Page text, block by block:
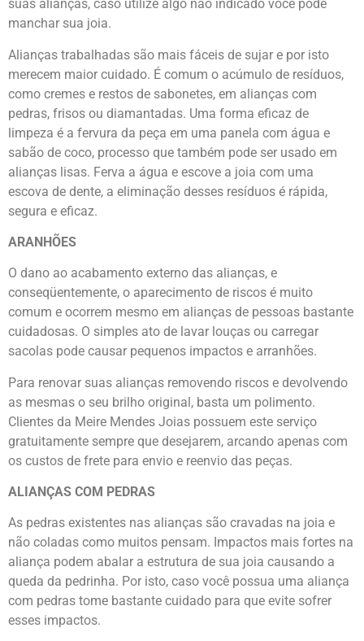
suas alianças, caso utilize algo não indicado você pode
manchar sua joia.
Alianças trabalhadas são mais fáceis de sujar e por isto
merecem maior cuidado. É comum o acúmulo de resíduos,
como cremes e restos de sabonetes, em alianças com
pedras, frisos ou diamantadas. Uma forma eficaz de
limpeza é a fervura da peça em uma panela com água e
sabão de coco, processo que também pode ser usado em
alianças lisas. Ferva a água e escove a joia com uma
escova de dente, a eliminação desses resíduos é rápida,
segura e eficaz.
ARANHÕES
O dano ao acabamento externo das alianças, e
conseqüentemente, o aparecimento de riscos é muito
comum e ocorrem mesmo em alianças de pessoas bastante
cuidadosas. O simples ato de lavar louças ou carregar
sacolas pode causar pequenos impactos e arranhões.
Para renovar suas alianças removendo riscos e devolvendo
as mesmas o seu brilho original, basta um polimento.
Clientes da Meire Mendes Joias possuem este serviço
gratuitamente sempre que desejarem, arcando apenas com
os custos de frete para envio e reenvio das peças.
ALIANÇAS COM PEDRAS
As pedras existentes nas alianças são cravadas na joia e
não coladas como muitos pensam. Impactos mais fortes na
aliança podem abalar a estrutura de sua joia causando a
queda da pedrinha. Por isto, caso você possua uma aliança
com pedras tome bastante cuidado para que evite sofrer
esses impactos.